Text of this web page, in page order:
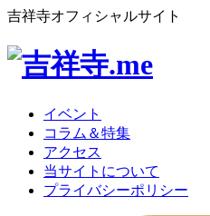
吉祥寺オフィシャルサイト
イベント
コラム＆特集
アクセス
当サイトについて
プライバシーポリシー